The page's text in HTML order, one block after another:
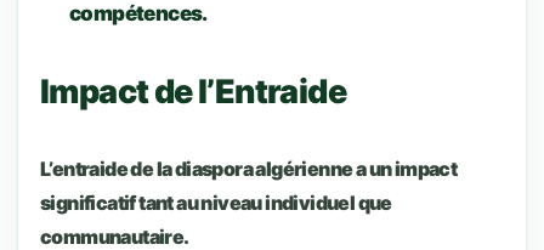
compétences.
Impact de l’Entraide
L’entraide de la diaspora algérienne a un impact
significatif tant au niveau individuel que
communautaire.